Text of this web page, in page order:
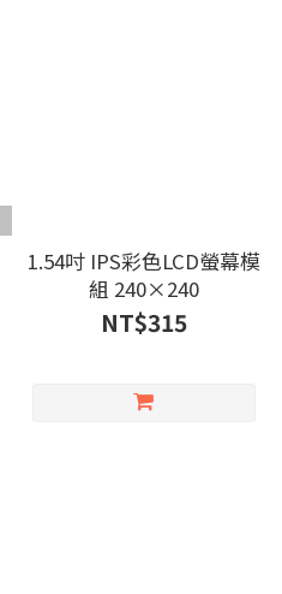
1.54吋 IPS彩色LCD螢幕模
組 240×240
NT$315